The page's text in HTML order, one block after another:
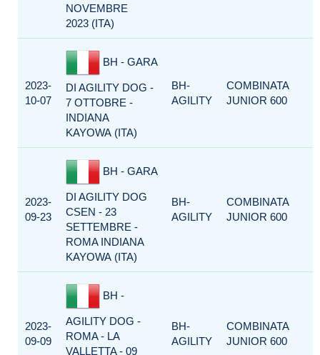
NOVEMBRE
2023 (ITA)
2023-
10-07
BH - GARA
DI AGILITY DOG -
7 OTTOBRE -
INDIANA
KAYOWA (ITA)
BH-
AGILITY
COMBINATA
JUNIOR 600
2023-
09-23
BH - GARA
DI AGILITY DOG
CSEN - 23
SETTEMBRE -
ROMA INDIANA
KAYOWA (ITA)
BH-
AGILITY
COMBINATA
JUNIOR 600
2023-
09-09
BH -
AGILITY DOG -
ROMA - LA
VALLETTA - 09
BH-
AGILITY
COMBINATA
JUNIOR 600